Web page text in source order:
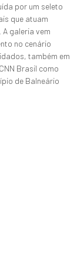
por um seleto
que atuam
galeria vem
no cenário
também em
Brasil como
de Balneário